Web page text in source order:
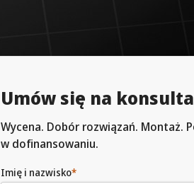
Umów się na
Wycena. Dobór rozwiązań. Montaż.
w dofinansowaniu.
Imię i nazwisko*